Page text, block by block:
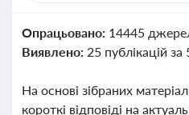
Опрацьовано: 14445
Виявлено: 25 публікацій
На основі зібраних
короткі відповіді на